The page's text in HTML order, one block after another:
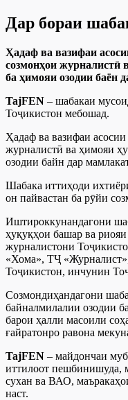
Дар бораи
Ҳадаф ва вазифаи
созмонҳои журналистӣ
ба ҳимояи озодии баён
TajFEN – шабакаи
Тоҷикистон мебошад.
Ҳадаф ва вазифаи
журналистӣ ва ҳимояи
озодии байн дар
Шабака иттиҳоди
он пайвастан ба рӯйи
Иштироккунандагони
ҳуқуқҳои башар ва
журналистони
«Хома», ТҶ
Тоҷикистон, инчунин
Созмондиҳандагони
байналмилалии озодии
барои ҳалли масоили
ғайратонро равона
TajFEN – майдончаи
иттилоот пешбинишуда,
сухан ва ВАО,
наст.